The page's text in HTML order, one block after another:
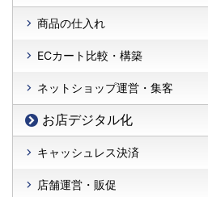
商品の仕入れ
ECカート比較・構築
ネットショップ運営・集客
お店デジタル化
キャッシュレス決済
店舗運営・販促